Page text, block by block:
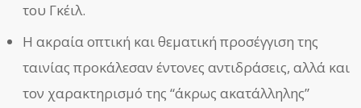
του Γκέιλ.
Η ακραία οπτική και θεματική προσέγγιση της
ταινίας προκάλεσαν έντονες αντιδράσεις, αλλά και
τον χαρακτηρισμό της “άκρως ακατάλληλης”